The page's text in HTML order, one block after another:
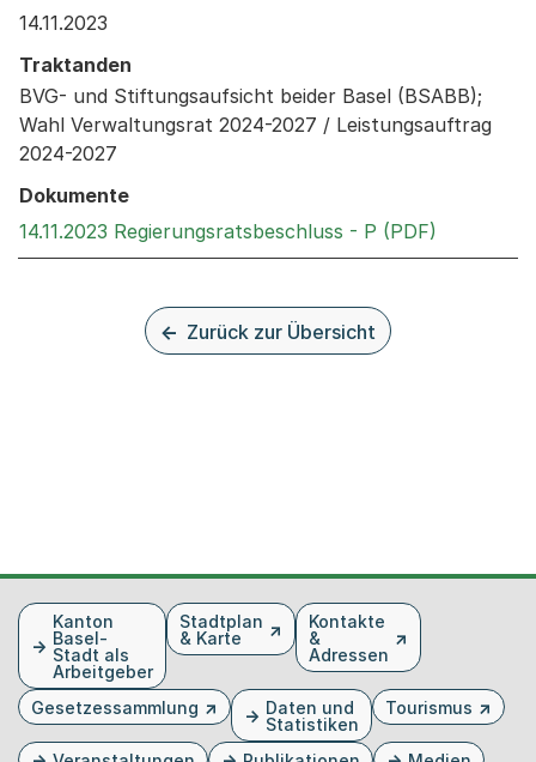
14.11.2023
Traktanden
BVG- und Stiftungsaufsicht beider Basel (BSABB);
Wahl Verwaltungsrat 2024-2027 / Leistungsauftrag
2024-2027
Dokumente
14.11.2023 Regierungsratsbeschluss - P (PDF)
Zurück zur Übersicht
FusszeileKanton
Basel-
Stadt als
Arbeitgeber
Stadtplan
& Karte
Kontakte
&
Adressen
Gesetzessammlung
Daten und
Statistiken
Tourismus